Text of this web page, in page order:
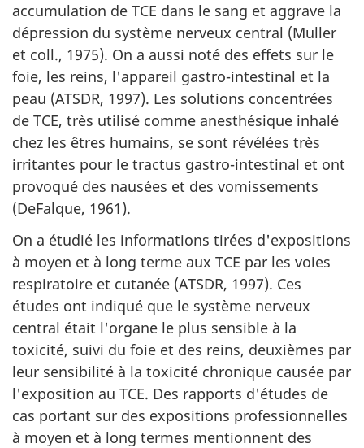
accumulation de TCE dans le sang et aggrave la
dépression du système nerveux central (Muller
et coll., 1975). On a aussi noté des effets sur le
foie, les reins, l'appareil gastro-intestinal et la
peau (ATSDR, 1997). Les solutions concentrées
de TCE, très utilisé comme anesthésique inhalé
chez les êtres humains, se sont révélées très
irritantes pour le tractus gastro-intestinal et ont
provoqué des nausées et des vomissements
(DeFalque, 1961).
On a étudié les informations tirées d'expositions
à moyen et à long terme aux TCE par les voies
respiratoire et cutanée (ATSDR, 1997). Ces
études ont indiqué que le système nerveux
central était l'organe le plus sensible à la
toxicité, suivi du foie et des reins, deuxièmes par
leur sensibilité à la toxicité chronique causée par
l'exposition au TCE. Des rapports d'études de
cas portant sur des expositions professionnelles
à moyen et à long termes mentionnent des